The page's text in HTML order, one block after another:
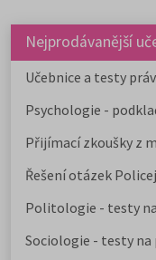
Nejprodávanější
Učebnice a testy
Psychologie -
Přijímací zkoušky z
Řešení otázek
Politologie - testy
Sociologie - testy na